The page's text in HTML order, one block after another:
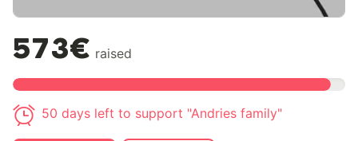
573€ raised
50 days left to support "Andries family"